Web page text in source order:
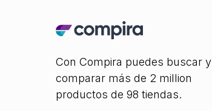
Con Compira puedes buscar y
comparar más de 2 million
productos de 98 tiendas.